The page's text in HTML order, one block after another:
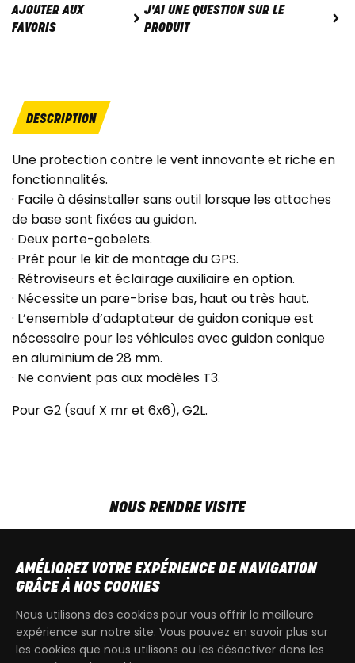
AJOUTER AUX
FAVORIS
J'AI UNE QUESTION SUR LE
PRODUIT
DESCRIPTION
Une protection contre le vent innovante et riche en
fonctionnalités.
· Facile à désinstaller sans outil lorsque les attaches
de base sont fixées au guidon.
· Deux porte-gobelets.
· Prêt pour le kit de montage du GPS.
· Rétroviseurs et éclairage auxiliaire en option.
· Nécessite un pare-brise bas, haut ou très haut.
· L’ensemble d’adaptateur de guidon conique est
nécessaire pour les véhicules avec guidon conique
en aluminium de 28 mm.
· Ne convient pas aux modèles T3.
Pour G2 (sauf X mr et 6x6), G2L.
NOUS RENDRE VISITE
SAM9h00 - 13h30
T+32 64 700 970
AMÉLIOREZ VOTRE EXPÉRIENCE DE NAVIGATION
GRÂCE À NOS COOKIES
Nous utilisons des cookies pour vous offrir la meilleure
expérience sur notre site. Vous pouvez en savoir plus sur
les cookies que nous utilisons ou les désactiver dans les